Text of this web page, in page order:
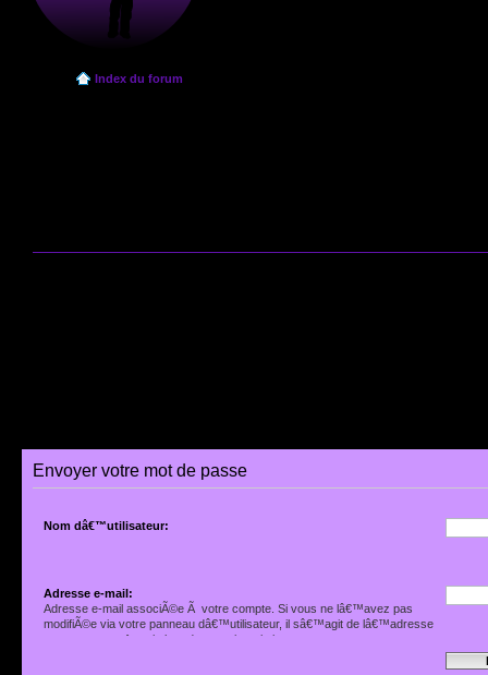
Index du forum
Envoyer votre mot de passe
Nom dâ€™utilisateur:
Adresse e-mail:
Adresse e-mail associÃ©e Ã votre compte. Si vous ne lâ€™avez pas
modifiÃ©e via votre panneau dâ€™utilisateur, il sâ€™agit de lâ€™adresse
que vous avez fournie lors de votre inscription.